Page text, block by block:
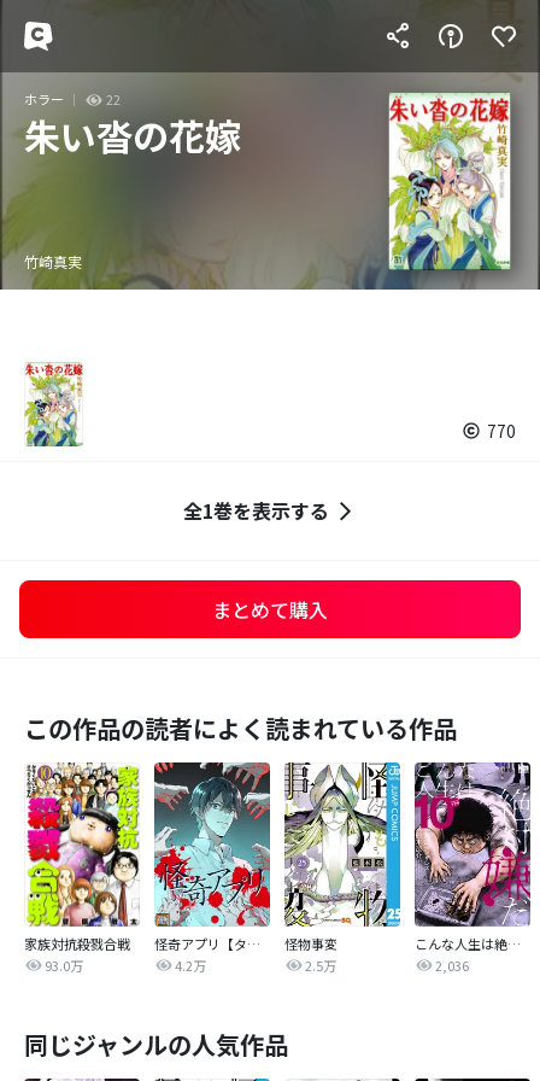
ホラー 22
朱い沓の花嫁
竹崎真実
770
全1巻を表示する
まとめて購入
この作品の読者によく読まれている作品
家族対抗殺戮合戦
93.0万
怪奇アプリ【タテヨミ】
4.2万
怪物事変
2.5万
こんな人生は絶対嫌だ
2,036
同じジャンルの人気作品